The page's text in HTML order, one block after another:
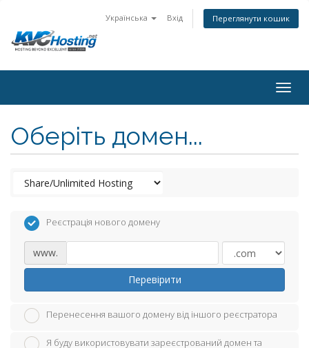
Українська Вхід Переглянути кошик
Оберіть домен...
Реєстрація нового домену
www.
Перевірити
Перенесення вашого домену від іншого реєстратора
Я буду використовувати зареєстрований домен та